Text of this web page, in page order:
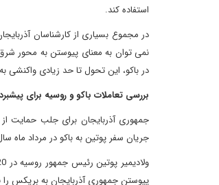
استفاده کند.
در مجموع بسیاری از کارشناسان
نمی توان به معنای پیوستن به محور
در باکو، این تحول تا حد زیادی
بررسی تعاملات باکو و روسیه برای
جمهوری آذربایجان برای جلب حمایت
جریان سفر پوتین به باکو در مرداد ماه
پیوستن جمهوری آذربایجان به بریکس را